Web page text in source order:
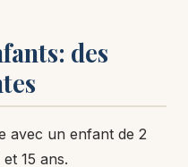
des
avec un enfant de 2
15 ans.